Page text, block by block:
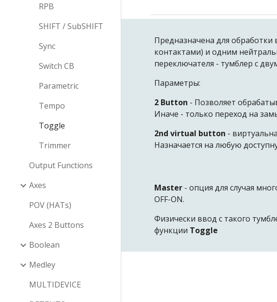
RPB
SHIFT / SubSHIFT
Sync
Switch CB
Parametric
Tempo
Toggle
Trimmer
Output Functions
Axes
POV (HATs)
Axes 2 Buttons
Boolean
Medley
MULTIDEVICE
Предназначена для
контактами) и одним
переключателя - тумблер с
Параметры:
2 Button - Позволяет
Иначе - только переход на
2nd virtual button -
Назначается на любую
Master - опция для случая
OFF-ON.
Физически ввод с такого
функции Toggle